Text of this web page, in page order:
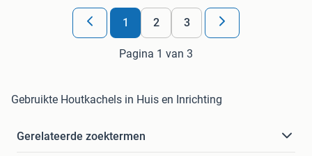
1 2 3
Pagina 1 van 3
Gebruikte Houtkachels in Huis en Inrichting
Gerelateerde zoektermen